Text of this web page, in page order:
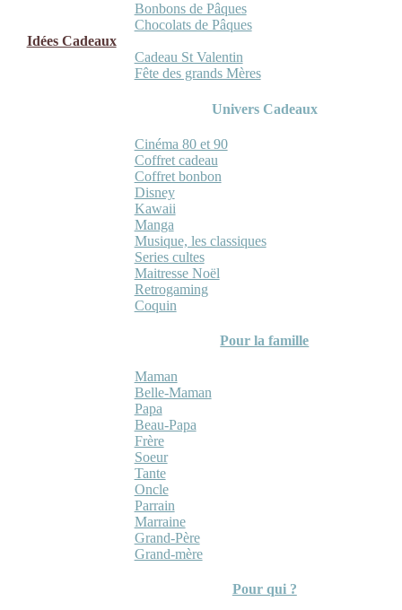
Bonbons de Pâques
Chocolats de Pâques
Idées Cadeaux
Cadeau St Valentin
Fête des grands Mères
Univers Cadeaux
Cinéma 80 et 90
Coffret cadeau
Coffret bonbon
Disney
Kawaii
Manga
Musique, les classiques
Series cultes
Maitresse Noël
Retrogaming
Coquin
Pour la famille
Maman
Belle-Maman
Papa
Beau-Papa
Frère
Soeur
Tante
Oncle
Parrain
Marraine
Grand-Père
Grand-mère
Pour qui ?